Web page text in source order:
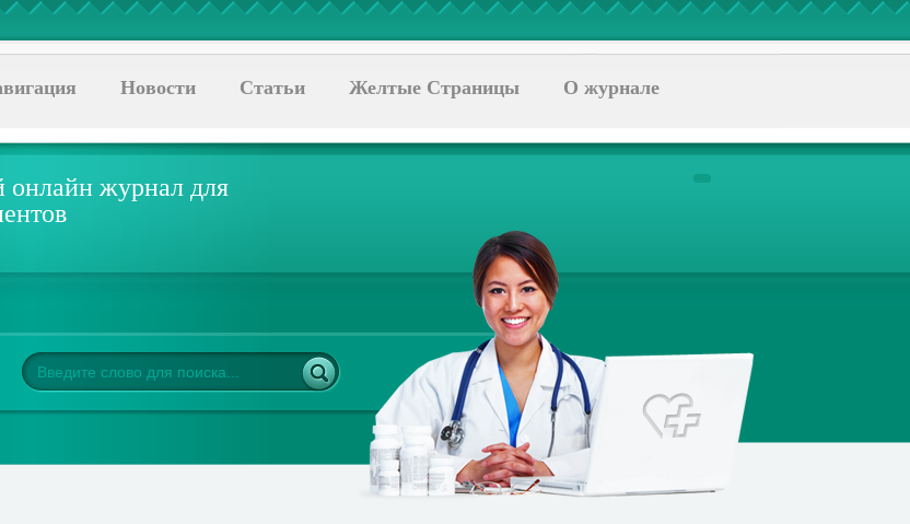
Новости Статьи Желтые Страницы О журнале
журнал для